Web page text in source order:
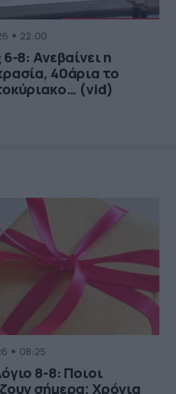
22:00
8: Ανεβαίνει η
40άρια το
(vid)
08:25
8-8: Ποιοι
σήμερα; Χρόνια